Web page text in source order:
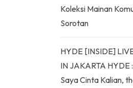
Koleksi Mainan
Sorotan
HYDE [INSIDE]
IN JAKARTA HYDE
Saya Cinta Kalian,